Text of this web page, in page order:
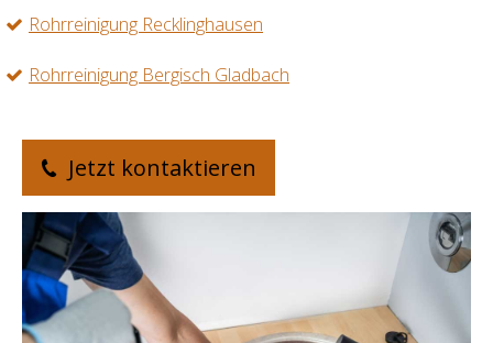
Rohrreinigung Recklinghausen
Rohrreinigung Bergisch Gladbach
Jetzt kontaktieren